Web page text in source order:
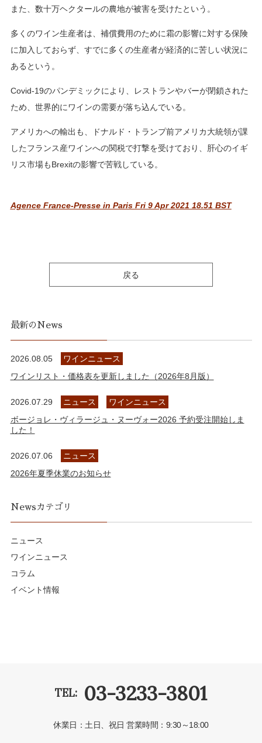
また、数十万ヘクタールの農地が被害を受けたという。
多くのワイン生産者は、補償費用のために霜の影響に対する保険
に加入しておらず、すでに多くの生産者が経済的に苦しい状況に
あるという。
Covid-19のパンデミックにより、レストランやバーが閉鎖された
ため、世界的にワインの需要が落ち込んでいる。
アメリカへの輸出も、ドナルド・トランプ前アメリカ大統領が課
したフランス産ワインへの関税で打撃を受けており、肝心のイギ
リス市場もBrexitの影響で苦戦している。
Agence France-Presse in Paris Fri 9 Apr 2021 18.51 BST
戻る
最新のNews
2026.08.05
ワインニュース
ワインリスト・価格表を更新しました（2026年8月版）
2026.07.29 ニュース
ワインニュース
ボージョレ・ヴィラージュ・ヌーヴォー2026 予約受注開始しま
した！
2026.07.06
ニュース
2026年夏季休業のお知らせ
Newsカテゴリ
ニュース
ワインニュース
コラム
イベント情報
TEL: 03-3233-3801
休業日：土日、祝日営業時間：9:30～18:00